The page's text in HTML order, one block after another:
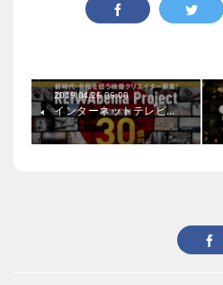
2019.04.26 06:00
インターネットテレビ…